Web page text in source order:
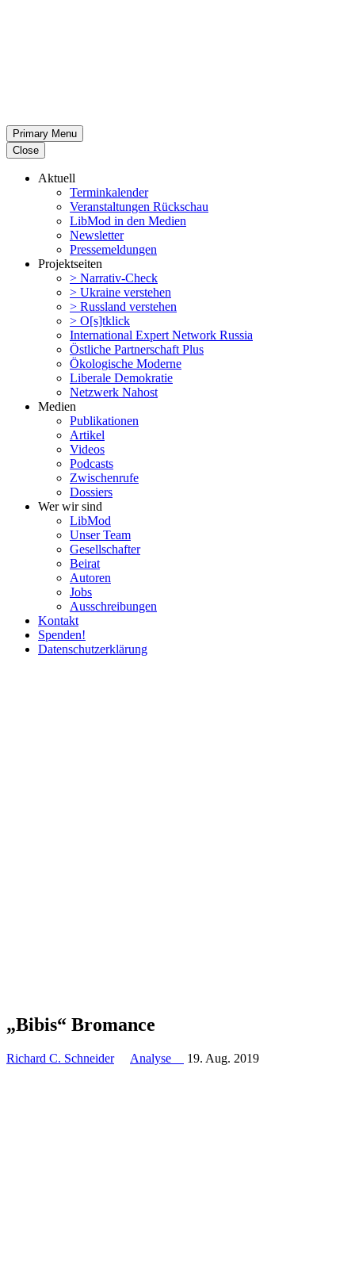
Primary Menu
Close
Aktuell
Termin­ka­lender
Veran­stal­tungen Rückschau
LibMod in den Medien
Newsletter
Presse­mel­dungen
Projekt­seiten
> Narrativ-Check
> Ukraine verstehen
> Russland verstehen
> O[s]tklick
Inter­na­tional Expert Network Russia
Östliche Partner­schaft Plus
Ökolo­gische Moderne
Liberale Demokratie
Netzwerk Nahost
Medien
Publi­ka­tionen
Artikel
Videos
Podcasts
Zwischenrufe
Dossiers
Wer wir sind
LibMod
Unser Team
Gesell­schafter
Beirat
Autoren
Jobs
Ausschrei­bungen
Kontakt
Spenden!
Daten­schutz­er­klärung
„Bibis“ Bromance
Richard C. Schneider Analyse 19. Aug. 2019